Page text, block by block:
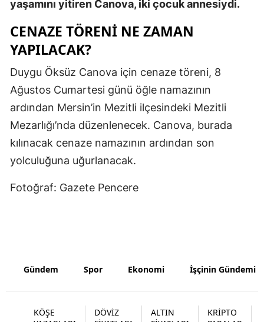
yaşamını yitiren Canova, iki çocuk annesiydi.
CENAZE TÖRENI NE ZAMAN
YAPILACAK?
Duygu Öksüz Canova için cenaze töreni, 8
Ağustos Cumartesi günü öğle namazının
ardından Mersin’in Mezitli ilçesindeki Mezitli
Mezarlığı’nda düzenlenecek. Canova, burada
kılınacak cenaze namazının ardından son
yolculuğuna uğurlanacak.
Fotoğraf: Gazete Pencere
Gündem Spor Ekonomi İşçinin Gündemi
KÖŞE
DÖVİZ
ALTIN
KRİPTO